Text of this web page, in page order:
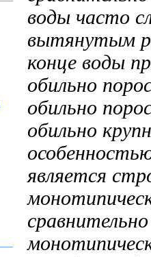
воды часто
вытянутым
конце воды
обильно
обильно
обильно
является